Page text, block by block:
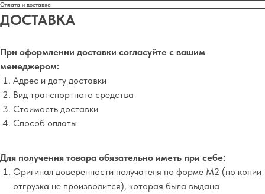
Оплата и доставка
ДОСТАВКА
При оформлении доставки согласуйте с вашим
менеджером:
Адрес и дату доставки
Вид транспортного средства
Стоимость доставки
Способ оплаты
Для получения товара обязательно иметь при себе:
Оригинал доверенности получателя по форме М2 (по копии
отгрузка не производится), которая была выдана